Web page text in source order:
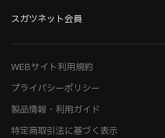
スガツネット会員
WEBサイト利用規約
プライバシーポリシー
製品情報・利用ガイド
特定商取引法に基づく表示